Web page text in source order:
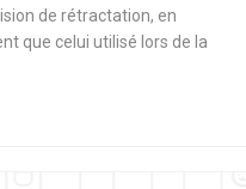
de rétractation, en
que celui utilisé lors de la